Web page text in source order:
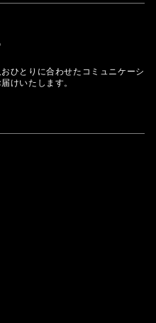
ひとりに合わせたコミュニケーシ
けいたします。